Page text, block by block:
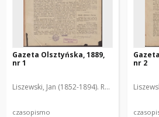
Gazeta Olsztyńska, 1889,
nr 1
Liszewski, Jan (1852-1894). Red.
czasopismo
nr 2